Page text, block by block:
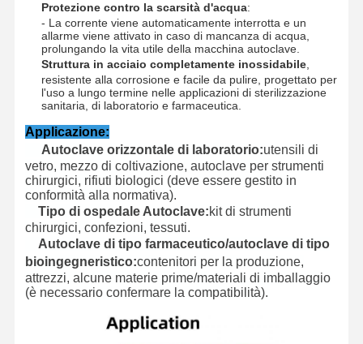
Protezione contro la scarsità d'acqua:
- La corrente viene automaticamente interrotta e un
allarme viene attivato in caso di mancanza di acqua,
prolungando la vita utile della macchina autoclave.
Struttura in acciaio completamente inossidabile,
resistente alla corrosione e facile da pulire, progettato per
l'uso a lungo termine nelle applicazioni di sterilizzazione
sanitaria, di laboratorio e farmaceutica.
Applicazione:
Autoclave orizzontale di laboratorio:utensili di
vetro, mezzo di coltivazione, autoclave per strumenti
chirurgici, rifiuti biologici (deve essere gestito in
conformità alla normativa).
Tipo di ospedale Autoclave:kit di strumenti
chirurgici, confezioni, tessuti.
Autoclave di tipo farmaceutico/autoclave di tipo
bioingegneristico:contenitori per la produzione,
attrezzi, alcune materie prime/materiali di imballaggio
(è necessario confermare la compatibilità).